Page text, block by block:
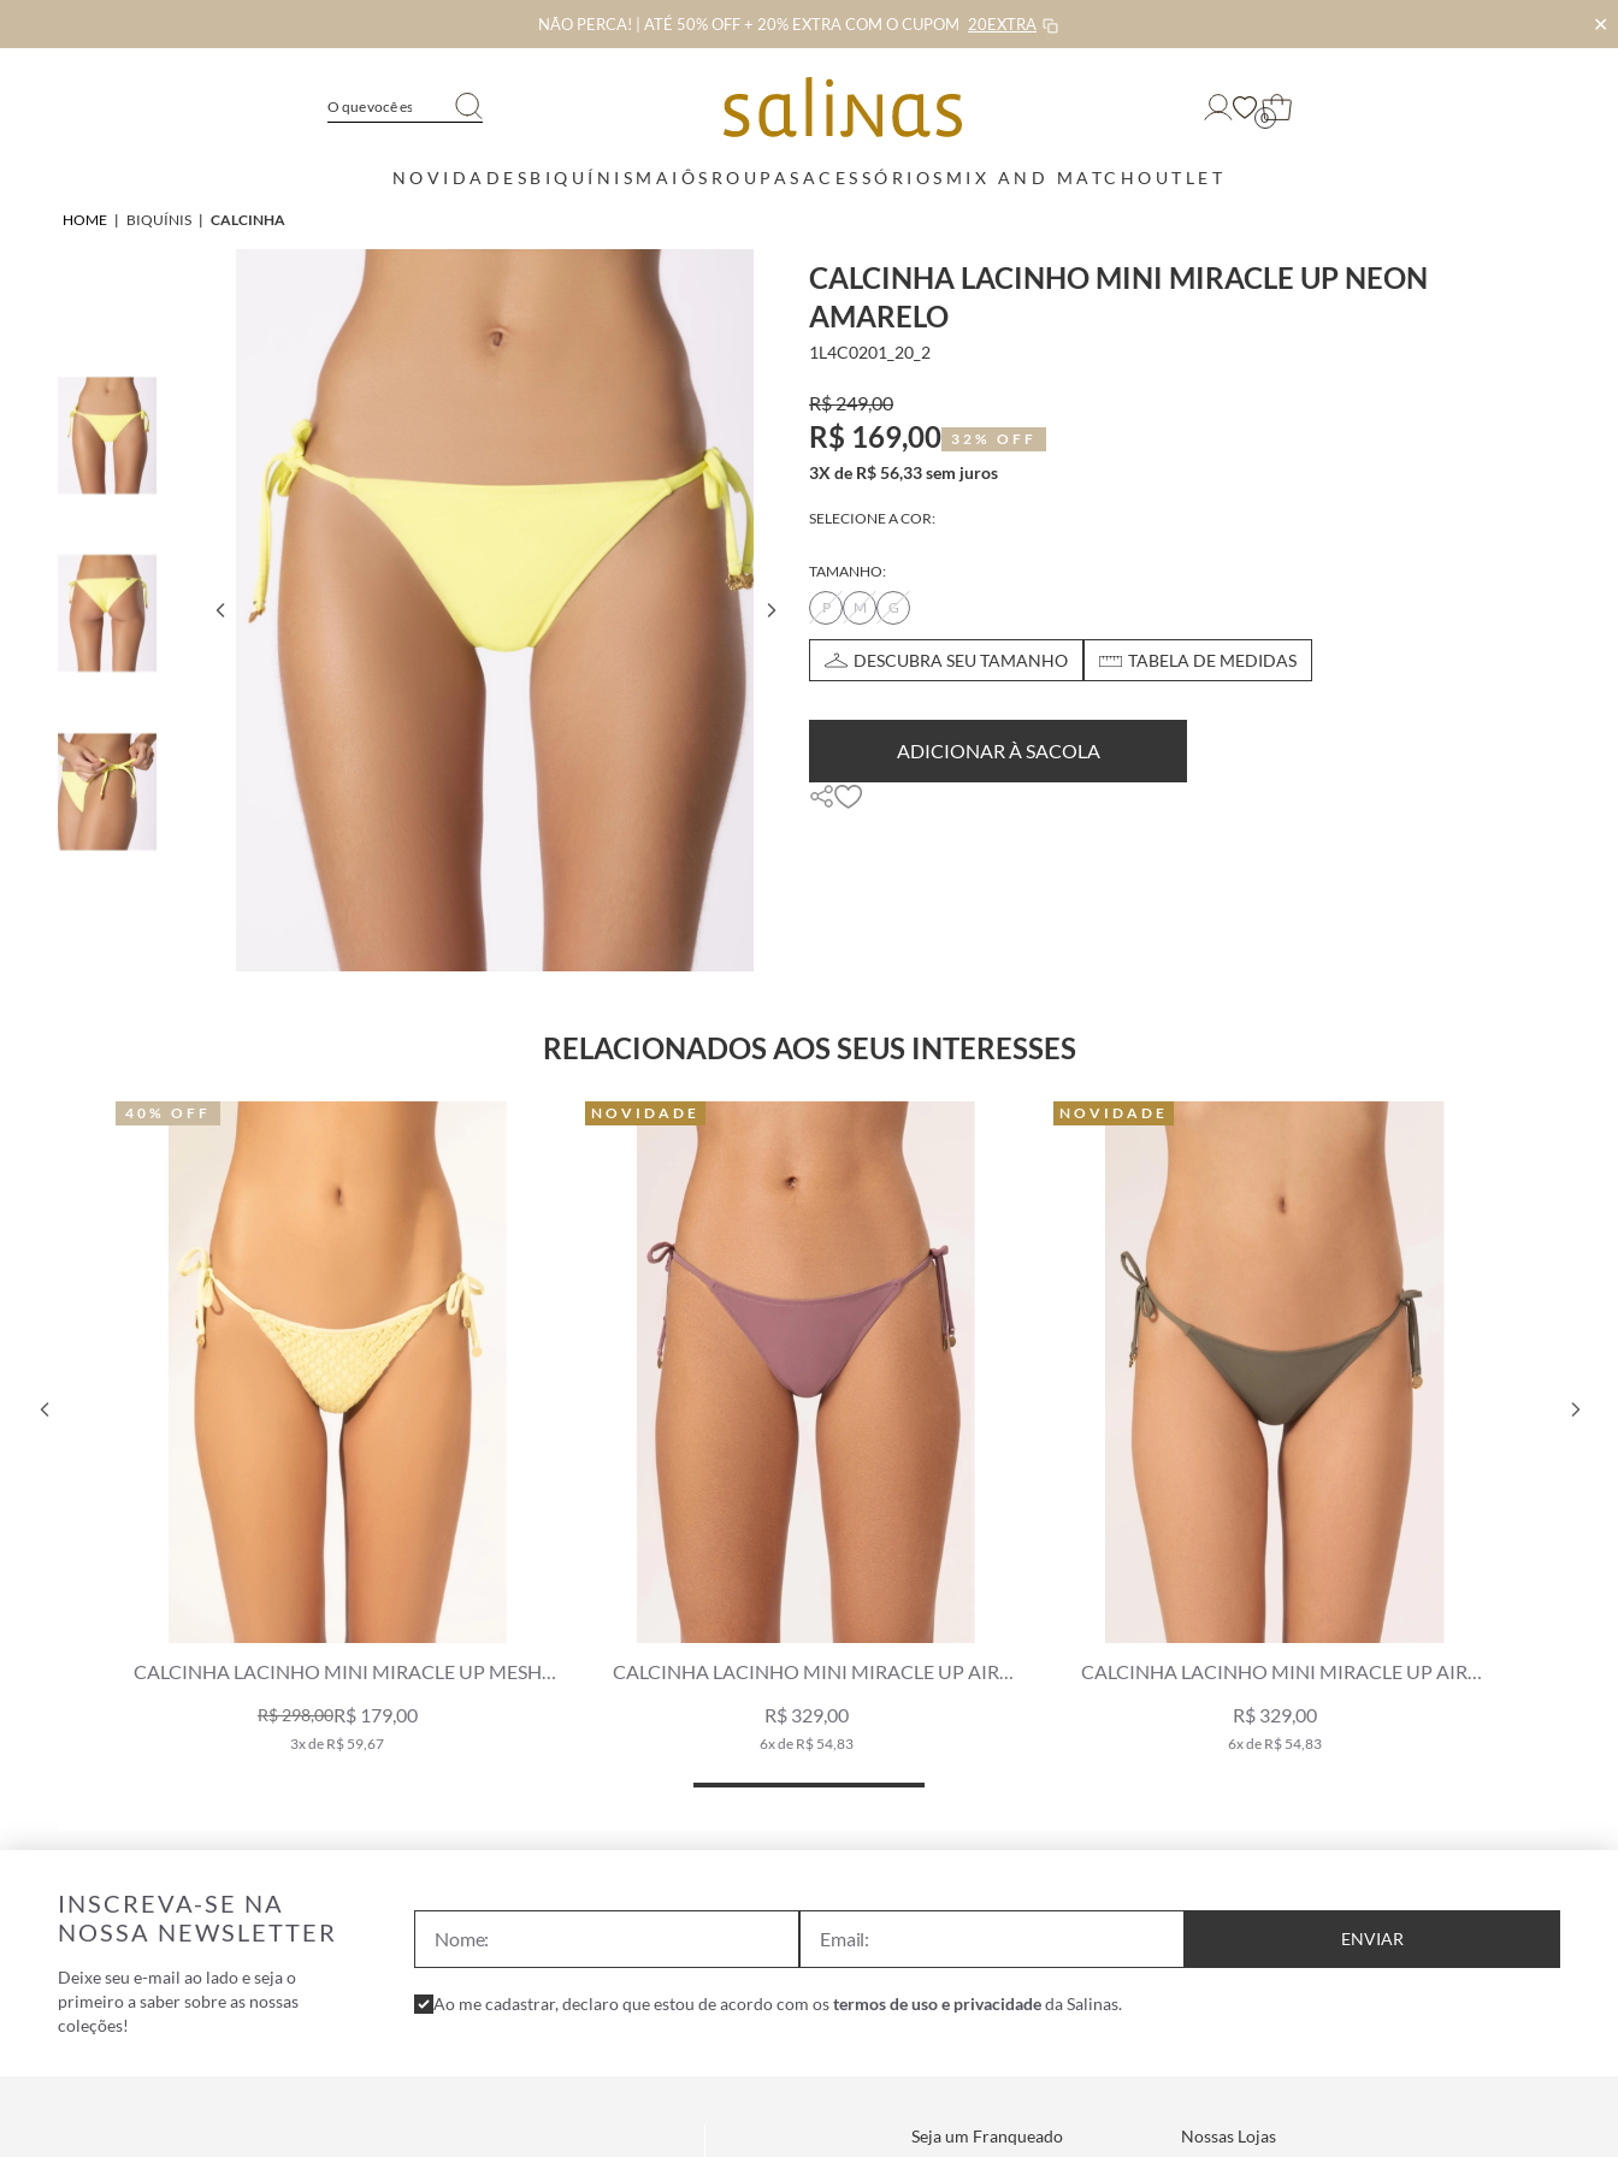
NÃO PERCA! | ATÉ 50% OFF + 20% EXTRA COM O CUPOM 20EXTRA ✕
0
NOVIDADES BIQUÍNIS MAIÔS ROUPAS ACESSÓRIOS MIX AND MATCHOUTLET
HOME | BIQUÍNIS | CALCINHA
CALCINHA LACINHO MINI MIRACLE UP NEON
AMARELO
1L4C0201_20_2
R$ 249,00
R$ 169,00 32% OFF
3X de R$ 56,33 sem juros
SELECIONE A COR:
TAMANHO:
P
M G
DESCUBRA SEU TAMANHO TABELA DE MEDIDAS
ADICIONAR À SACOLA
RELACIONADOS AOS SEUS INTERESSES
CALCINHA LACINHO MINI MIRACLE UP MESH
R$ 298,00R$ 179,00
3x de R$ 59,67
40% OFF
CALCINHA LACINHO MINI MIRACLE UP AIR
R$ 329,00
6x de R$ 54,83
NOVIDADE
CALCINHA LACINHO MINI MIRACLE UP AIR
R$ 329,00
6x de R$ 54,83
NOVIDADE
INSCREVA-SE NA
NOSSA NEWSLETTER
Deixe seu e-mail ao lado e seja o
primeiro a saber sobre as nossas
coleções!
ENVIAR
Ao me cadastrar, declaro que estou de acordo com ostermos de uso e privacidadeda Salinas.
Seja um Franqueado Nossas Lojas